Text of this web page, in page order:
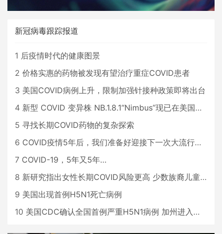
新冠病毒跟踪报道
1 后疫情时代的健康图景
2 价格实惠的药物被发现有望治疗重症COVID患者
3 美国COVID病例上升，限制加强针接种政策即将出台
4 新型 COVID 变异株 NB.1.8.1“Nimbus”现已在美国占据主导地位
5 寻找长期COVID药物的复杂探索
6 COVID疫情5年后，我们准备好迎接下一次大流行了吗？
7 COVID-19，5年又5年…
8 新研究指出女性长期COVID风险更高 少数族裔儿童存在差异
9 美国出现首例H5N1死亡病例
10 美国CDC确认全国首例严重H5N1病例 加州进入紧急状态